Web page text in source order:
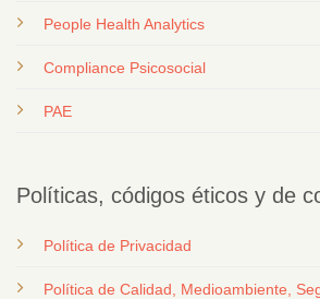
People Health Analytics
Compliance Psicosocial
PAE
Políticas, códigos éticos y de
Política de Privacidad
Política de Calidad, Medioambiente,